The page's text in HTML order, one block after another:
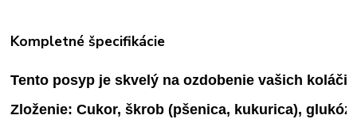
Kompletné špecifikácie
Tento posyp je skvelý na ozdobenie vašich
Zloženie: Cukor, škrob (pšenica, kukurica),